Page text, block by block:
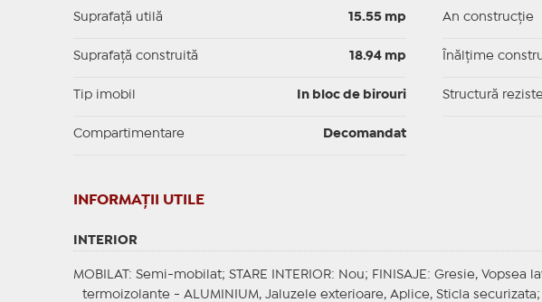
Suprafaţă utilă 15.55 mp
Suprafaţă construită 18.94 mp
Tip imobil In bloc de birouri
Compartimentare Decomandat
An construcție
Înălțime
Structură
INFORMAŢII UTILE
INTERIOR
MOBILAT : Semi-mobilat; STARE INTERIOR: Nou; FINISAJE : Gresie, Vopsea
termoizolante - ALUMINIUM, Jaluzele exterioare, Aplice, Sticla securizata;